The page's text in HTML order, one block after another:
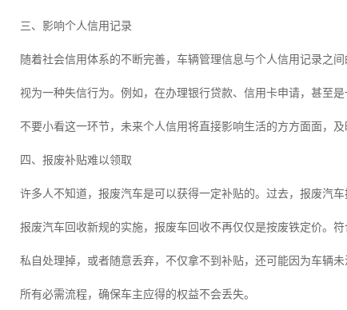
三、影响个人信用记录
随着社会信用体系的不断完善，车辆管理信息与个人信用记录之
视为一种失信行为。例如，在办理银行贷款、信用卡申请，甚至
不要小看这一环节，未来个人信用将直接影响生活的方方面面，
四、报废补贴难以领取
许多人不知道，报废汽车是可以获得一定补贴的。过去，报废汽
报废汽车回收新规的实施，报废车回收不再仅仅是按废铁定价。
私自处理掉，或者随意丢弃，不仅拿不到补贴，还可能因为车辆
所有必需流程，确保车主应得的权益不会丢失。